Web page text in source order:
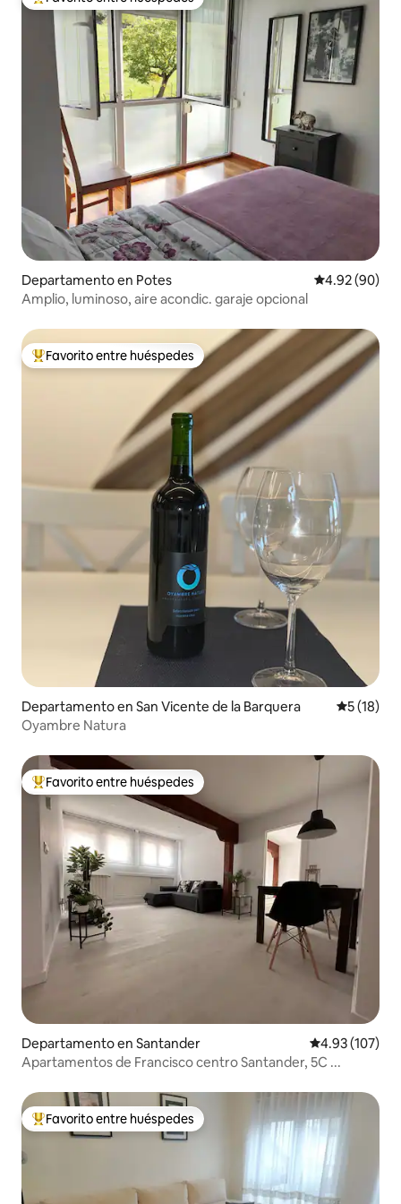
De los mejores en Favorito entre huéspedes
Departamento en Potes Calificación
4.92 (90)
Amplio, luminoso, aire acondic. garaje opcional
De los mejores en Favorito entre huéspedes
Favorito entre huéspedes
Departamento en San Vicente de la Barquera
5 (18)
Oyambre Natura
De los mejores en Favorito entre huéspedes
Favorito entre huéspedes
Departamento en Santander Calificación
4.93 (107)
Apartamentos de Francisco centro Santander, 5C ...
De los mejores en Favorito entre huéspedes
Favorito entre huéspedes